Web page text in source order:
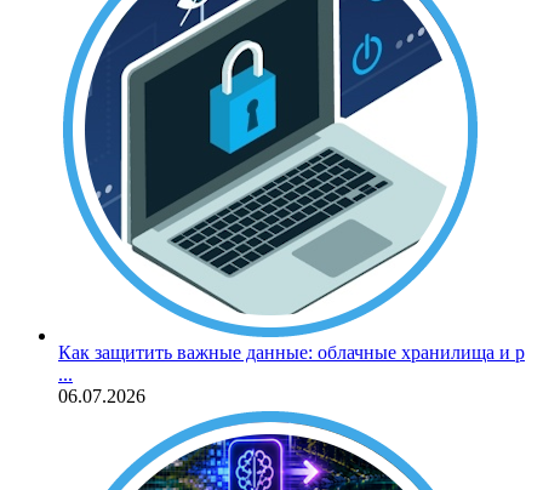
Как защитить важные данные: облачные хранилища и р
...
06.07.2026